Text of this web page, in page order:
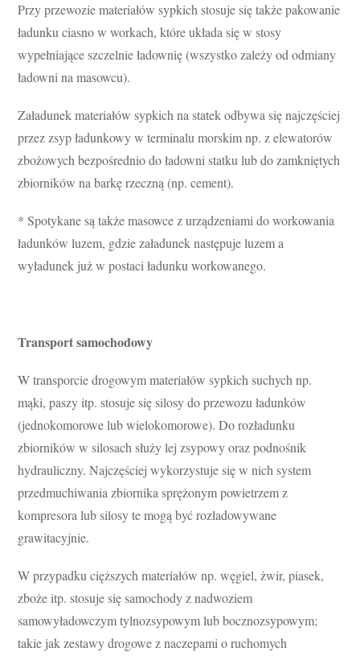
Przy przewozie materiałów sypkich stosuje się także pakowanie
ładunku ciasno w workach, które układa się w stosy
wypełniające szczelnie ładownię (wszystko zależy od odmiany
ładowni na masowcu).
Załadunek materiałów sypkich na statek odbywa się najczęściej
przez zsyp ładunkowy w terminalu morskim np. z elewatorów
zbożowych bezpośrednio do ładowni statku lub do zamkniętych
zbiorników na barkę rzeczną (np. cement).
* Spotykane są także masowce z urządzeniami do workowania
ładunków luzem, gdzie załadunek następuje luzem a
wyładunek już w postaci ładunku workowanego.
Transport samochodowy
W transporcie drogowym materiałów sypkich suchych np.
mąki, paszy itp. stosuje się silosy do przewozu ładunków
(jednokomorowe lub wielokomorowe). Do rozładunku
zbiorników w silosach służy lej zsypowy oraz podnośnik
hydrauliczny. Najczęściej wykorzystuje się w nich system
przedmuchiwania zbiornika sprężonym powietrzem z
kompresora lub silosy te mogą być rozładowywane
grawitacyjnie.
W przypadku cięższych materiałów np. węgiel, żwir, piasek,
zboże itp. stosuje się samochody z nadwoziem
samowyładowczym tylnozsypowym lub bocznozsypowym;
takie jak zestawy drogowe z naczepami o ruchomych